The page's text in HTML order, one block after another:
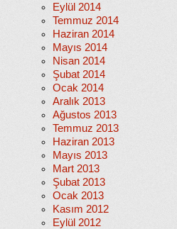
Eylül 2014
Temmuz 2014
Haziran 2014
Mayıs 2014
Nisan 2014
Şubat 2014
Ocak 2014
Aralık 2013
Ağustos 2013
Temmuz 2013
Haziran 2013
Mayıs 2013
Mart 2013
Şubat 2013
Ocak 2013
Kasım 2012
Eylül 2012